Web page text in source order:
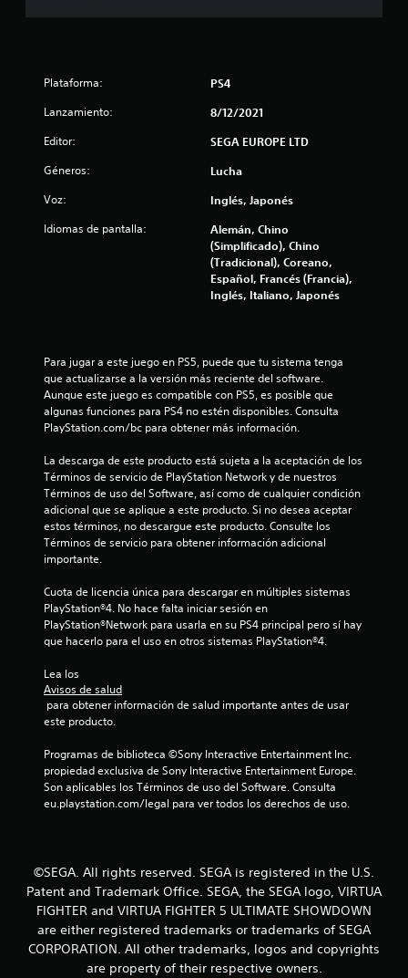
e
Plataforma: PS4
Lanzamiento: 8/12/2021
Editor: SEGA EUROPE LTD
Géneros: Lucha
Voz: Inglés, Japonés
Idiomas de pantalla:
Alemán, Chino
(Simplificado), Chino
(Tradicional), Coreano,
Español, Francés (Francia),
Inglés, Italiano, Japonés
Para jugar a este juego en PS5, puede que tu sistema tenga
que actualizarse a la versión más reciente del software.
Aunque este juego es compatible con PS5, es posible que
algunas funciones para PS4 no estén disponibles. Consulta
PlayStation.com/bc para obtener más información.
La descarga de este producto está sujeta a la aceptación de los
Términos de servicio de PlayStation Network y de nuestros
Términos de uso del Software, así como de cualquier condición
adicional que se aplique a este producto. Si no desea aceptar
estos términos, no descargue este producto. Consulte los
Términos de servicio para obtener información adicional
importante.
Cuota de licencia única para descargar en múltiples sistemas
PlayStation®4. No hace falta iniciar sesión en
PlayStation®Network para usarla en su PS4 principal pero sí hay
que hacerlo para el uso en otros sistemas PlayStation®4.
Lea los
Avisos de salud
este producto.
Programas de biblioteca ©Sony Interactive Entertainment Inc.
propiedad exclusiva de Sony Interactive Entertainment Europe.
Son aplicables los Términos de uso del Software. Consulta
eu.playstation.com/legal para ver todos los derechos de uso.
©SEGA. All rights reserved. SEGA is registered in the U.S.
Patent and Trademark Office. SEGA, the SEGA logo, VIRTUA
FIGHTER and VIRTUA FIGHTER 5 ULTIMATE SHOWDOWN
are either registered trademarks or trademarks of SEGA
CORPORATION. All other trademarks, logos and copyrights
are property of their respective owners.